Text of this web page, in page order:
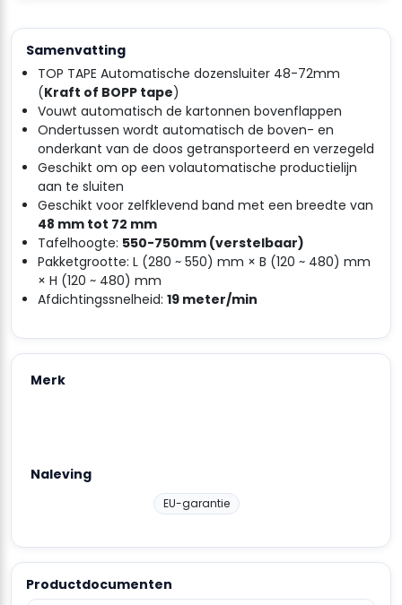
Samenvatting
TOP TAPE Automatische dozensluiter 48-72mm
(Kraft of BOPP tape)
Vouwt automatisch de kartonnen bovenflappen
Ondertussen wordt automatisch de boven- en
onderkant van de doos getransporteerd en verzegeld
Geschikt om op een volautomatische productielijn
aan te sluiten
Geschikt voor zelfklevend band met een breedte van
48 mm tot 72 mm
Tafelhoogte: 550-750mm (verstelbaar)
Pakketgrootte: L (280 ~ 550) mm × B (120 ~ 480) mm
× H (120 ~ 480) mm
Afdichtingssnelheid: 19 meter/min
Merk
Naleving
EU-garantie
Productdocumenten